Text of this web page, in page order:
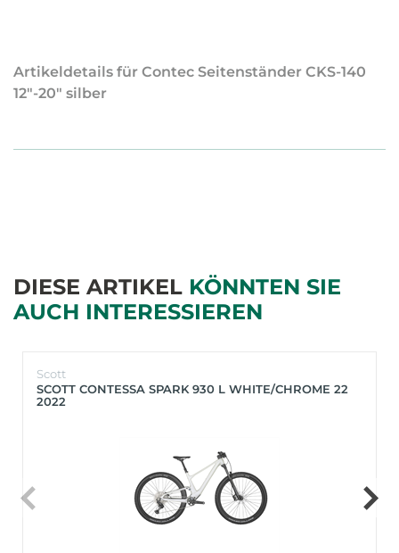
Artikeldetails für Contec Seitenständer CKS-140
12"-20" silber
DIESE ARTIKEL KÖNNTEN SIE
AUCH INTERESSIEREN
Scott
SCOTT CONTESSA SPARK 930 L WHITE/CHROME 22
2022